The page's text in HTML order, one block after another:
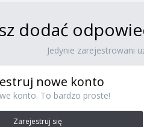
dodać
Jedynie zarejestrowani
nowe konto
konto. To bardzo proste!
Zarejestruj się